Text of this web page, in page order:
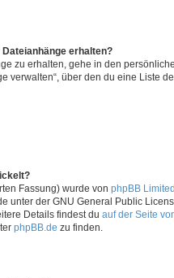
erhalten?
zu erhalten, gehe in den
verwalten“, über den du eine Liste
Fassung) wurde von phpBB
unter der GNU General Public
Details findest du auf der Seite
phpBB.de zu finden.